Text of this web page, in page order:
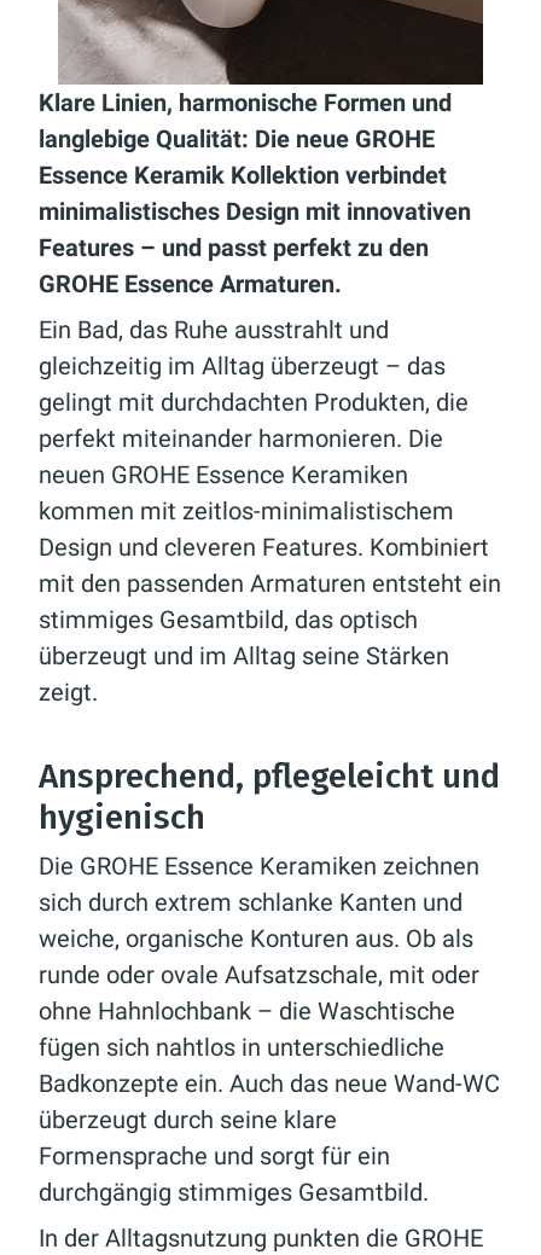
Klare Linien, harmonische Formen und
langlebige Qualität: Die neue GROHE
Essence Keramik Kollektion verbindet
minimalistisches Design mit innovativen
Features – und passt perfekt zu den
GROHE Essence Armaturen.
Ein Bad, das Ruhe ausstrahlt und
gleichzeitig im Alltag überzeugt – das
gelingt mit durchdachten Produkten, die
perfekt miteinander harmonieren. Die
neuen GROHE Essence Keramiken
kommen mit zeitlos-minimalistischem
Design und cleveren Features. Kombiniert
mit den passenden Armaturen entsteht ein
stimmiges Gesamtbild, das optisch
überzeugt und im Alltag seine Stärken
zeigt.
Ansprechend, pflegeleicht und
hygienisch
Die GROHE Essence Keramiken zeichnen
sich durch extrem schlanke Kanten und
weiche, organische Konturen aus. Ob als
runde oder ovale Aufsatzschale, mit oder
ohne Hahnlochbank – die Waschtische
fügen sich nahtlos in unterschiedliche
Badkonzepte ein. Auch das neue Wand-WC
überzeugt durch seine klare
Formensprache und sorgt für ein
durchgängig stimmiges Gesamtbild.
In der Alltagsnutzung punkten die GROHE